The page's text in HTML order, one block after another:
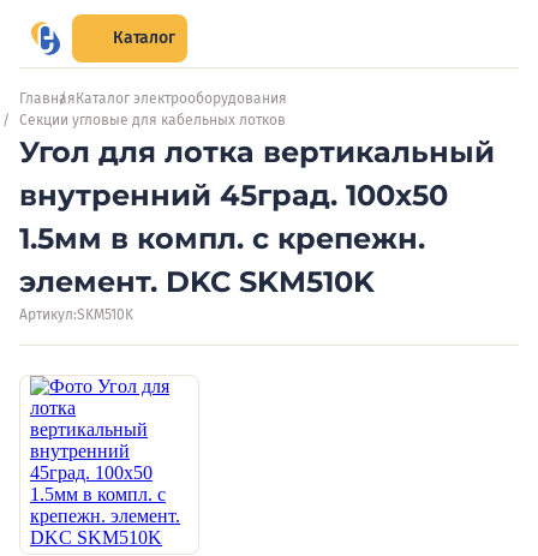
Каталог
Главная Каталог электрооборудования
Секции угловые для кабельных лотков
Угол для лотка вертикальный
внутренний 45град. 100х50
1.5мм в компл. с крепежн.
элемент. DKC SKM510K
Артикул:SKM510K